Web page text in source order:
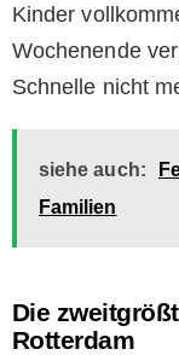
Kinder
Wochenende
Schnelle nicht
siehe auch:
Familien
Die
Rotterdam